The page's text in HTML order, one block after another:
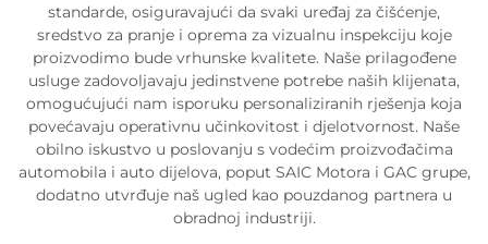
standarde, osiguravajući da svaki uređaj za čišćenje,
sredstvo za pranje i oprema za vizualnu inspekciju koje
proizvodimo bude vrhunske kvalitete. Naše prilagođene
usluge zadovoljavaju jedinstvene potrebe naših klijenata,
omogućujući nam isporuku personaliziranih rješenja koja
povećavaju operativnu učinkovitost i djelotvornost. Naše
obilno iskustvo u poslovanju s vodećim proizvođačima
automobila i auto dijelova, poput SAIC Motora i GAC grupe,
dodatno utvrđuje naš ugled kao pouzdanog partnera u
obradnoj industriji.